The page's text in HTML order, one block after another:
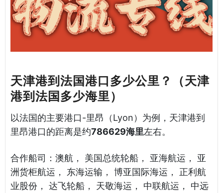
天津港到法国港口多少公里？（天津
港到法国多少海里）
以法国的主要港口-里昂（Lyon）为例，天津港到
里昂港口的距离是约786629海里左右。
合作船司：澳航， 美国总统轮船， 亚海航运， 亚
洲货柜航运， 东海运输， 博亚国际海运， 正利航
业股份， 达飞轮船， 天敬海运， 中联航运， 中远